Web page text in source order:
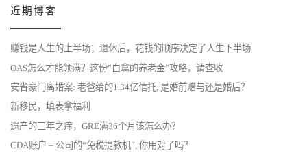
近期博客
赚钱是人生的上半场；退休后，花钱的顺序决定了人生下半场
OAS怎么才能领满？这份”白拿的养老金”攻略，请查收
安省豪门离婚案: 老爸给的1.34亿信托, 是婚前赠与还是婚后？
新移民，填表拿福利
遗产的三年之痒，GRE满36个月该怎么办？
CDA账户 – 公司的“免税提款机”, 你用对了吗？